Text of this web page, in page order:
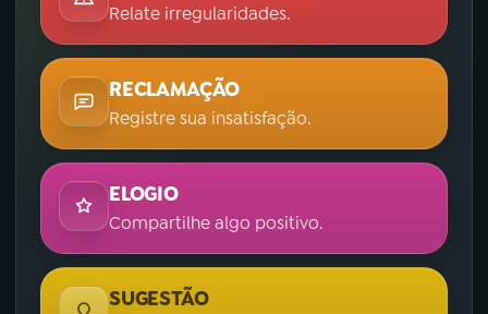
Relate irregularidades.
RECLAMAÇÃO
Registre sua insatisfação.
ELOGIO
Compartilhe algo positivo.
SUGESTÃO